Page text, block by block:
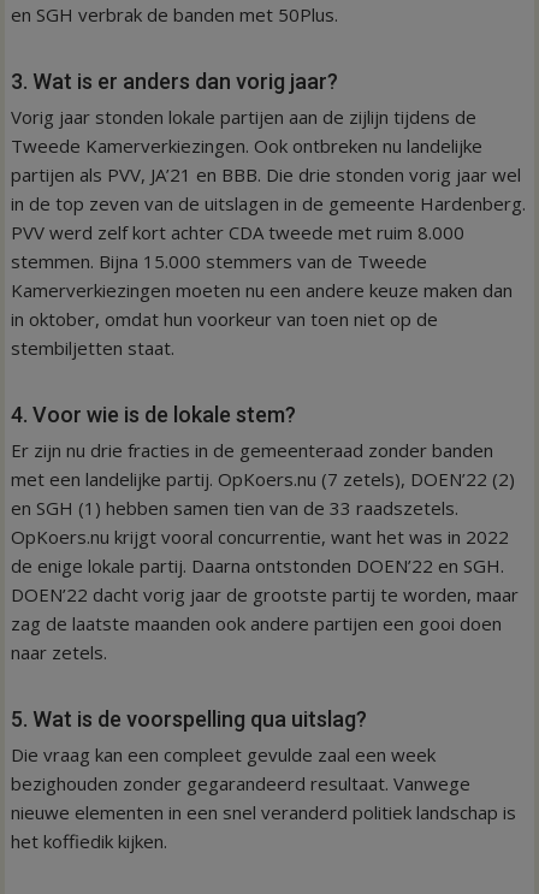
en SGH verbrak de banden met 50Plus.
3. Wat is er anders dan vorig jaar?
Vorig jaar stonden lokale partijen aan de zijlijn tijdens de
Tweede Kamerverkiezingen. Ook ontbreken nu landelijke
partijen als PVV, JA’21 en BBB. Die drie stonden vorig jaar wel
in de top zeven van de uitslagen in de gemeente Hardenberg.
PVV werd zelf kort achter CDA tweede met ruim 8.000
stemmen. Bijna 15.000 stemmers van de Tweede
Kamerverkiezingen moeten nu een andere keuze maken dan
in oktober, omdat hun voorkeur van toen niet op de
stembiljetten staat.
4. Voor wie is de lokale stem?
Er zijn nu drie fracties in de gemeenteraad zonder banden
met een landelijke partij. OpKoers.nu (7 zetels), DOEN’22 (2)
en SGH (1) hebben samen tien van de 33 raadszetels.
OpKoers.nu krijgt vooral concurrentie, want het was in 2022
de enige lokale partij. Daarna ontstonden DOEN’22 en SGH.
DOEN’22 dacht vorig jaar de grootste partij te worden, maar
zag de laatste maanden ook andere partijen een gooi doen
naar zetels.
5. Wat is de voorspelling qua uitslag?
Die vraag kan een compleet gevulde zaal een week
bezighouden zonder gegarandeerd resultaat. Vanwege
nieuwe elementen in een snel veranderd politiek landschap is
het koffiedik kijken.